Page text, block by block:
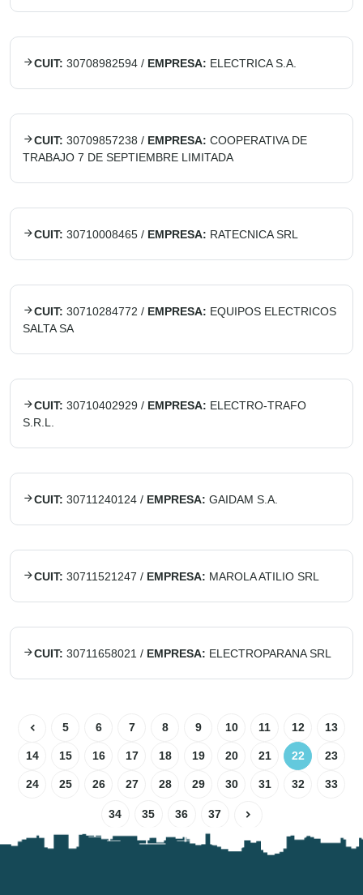
CUIT: 30708982594 / EMPRESA: ELECTRICA S.A.
CUIT: 30709857238 / EMPRESA: COOPERATIVA DE
TRABAJO 7 DE SEPTIEMBRE LIMITADA
CUIT: 30710008465 / EMPRESA: RATECNICA SRL
CUIT: 30710284772 / EMPRESA: EQUIPOS ELECTRICOS
SALTA SA
CUIT: 30710402929 / EMPRESA: ELECTRO-TRAFO
S.R.L.
CUIT: 30711240124 / EMPRESA: GAIDAM S.A.
CUIT: 30711521247 / EMPRESA: MAROLA ATILIO SRL
CUIT: 30711658021 / EMPRESA: ELECTROPARANA SRL
5 6 7 8 9 10 11 12 13
14 15 16 17 18 19 20 21 22 23
24 25 26 27 28 29 30 31 32 33
34 35 36 37